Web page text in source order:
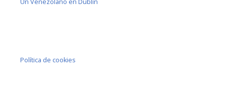
Un Venezolano en Dublín
Política de cookies